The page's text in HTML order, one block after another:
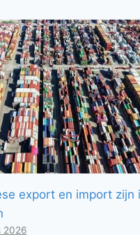
export en import zijn
2026